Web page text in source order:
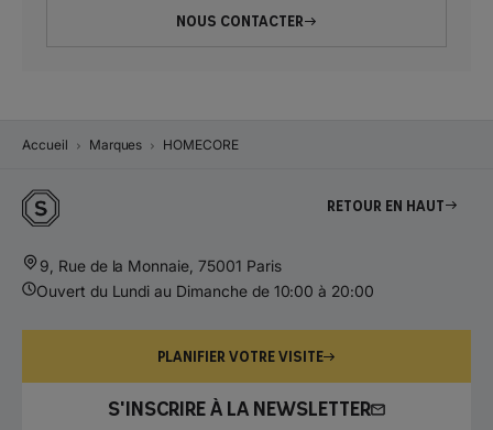
NOUS CONTACTER
Accueil Marques HOMECORE
Retour en haut
9, Rue de la Monnaie, 75001 Paris
Ouvert du Lundi au Dimanche de 10:00 à 20:00
PLANIFIER VOTRE VISITE
S'INSCRIRE À LA NEWSLETTER